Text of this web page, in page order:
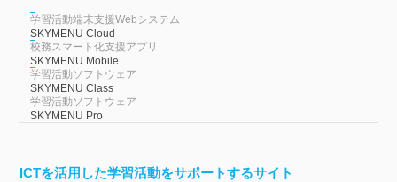
学習活動端末支援Webシステム
SKYMENU Cloud
校務スマート化支援アプリ
SKYMENU Mobile
学習活動ソフトウェア
SKYMENU Class
学習活動ソフトウェア
SKYMENU Pro
ICTを活用した学習活動をサポートするサイト